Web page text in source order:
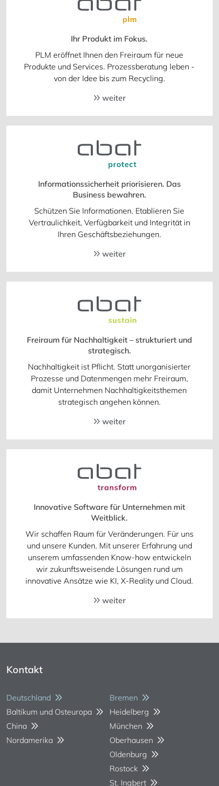
Ihr Produkt im Fokus.
PLM eröffnet Ihnen den Freiraum für neue
Produkte und Services. Prozessberatung leben -
von der Idee bis zum Recycling.
weiter
Informationssicherheit priorisieren. Das
Business bewahren.
Schützen Sie Informationen. Etablieren Sie
Vertraulichkeit, Verfügbarkeit und Integrität in
Ihren Geschäftsbeziehungen.
weiter
Freiraum für Nachhaltigkeit – strukturiert und
strategisch.
Nachhaltigkeit ist Pflicht. Statt unorganisierter
Prozesse und Datenmengen mehr Freiraum,
damit Unternehmen Nachhaltigkeitsthemen
strategisch angehen können.
weiter
Innovative Software für Unternehmen mit
Weitblick.
Wir schaffen Raum für Veränderungen. Für uns
und unsere Kunden. Mit unserer Erfahrung und
unserem umfassenden Know-how entwickeln
wir zukunftsweisende Lösungen rund um
innovative Ansätze wie KI, X-Reality und Cloud.
weiter
Kontakt
Deutschland
Baltikum und Osteuropa
China
Nordamerika
Bremen
Heidelberg
München
Oberhausen
Oldenburg
Rostock
St. Ingbert